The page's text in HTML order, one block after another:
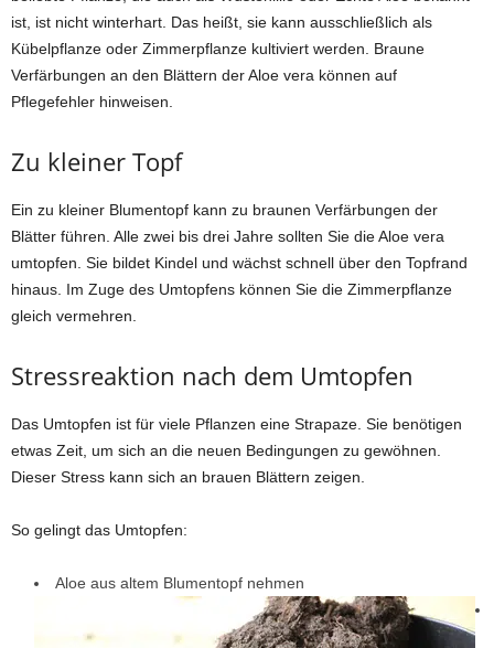
ist, ist nicht winterhart. Das heißt, sie kann ausschließlich als
Kübelpflanze oder Zimmerpflanze kultiviert werden. Braune
Verfärbungen an den Blättern der Aloe vera können auf
Pflegefehler hinweisen.
Zu kleiner Topf
Ein zu kleiner Blumentopf kann zu braunen Verfärbungen der
Blätter führen. Alle zwei bis drei Jahre sollten Sie die Aloe vera
umtopfen. Sie bildet Kindel und wächst schnell über den Topfrand
hinaus. Im Zuge des Umtopfens können Sie die Zimmerpflanze
gleich vermehren.
Stressreaktion nach dem Umtopfen
Das Umtopfen ist für viele Pflanzen eine Strapaze. Sie benötigen
etwas Zeit, um sich an die neuen Bedingungen zu gewöhnen.
Dieser Stress kann sich an brauen Blättern zeigen.
So gelingt das Umtopfen:
Aloe aus altem Blumentopf nehmen